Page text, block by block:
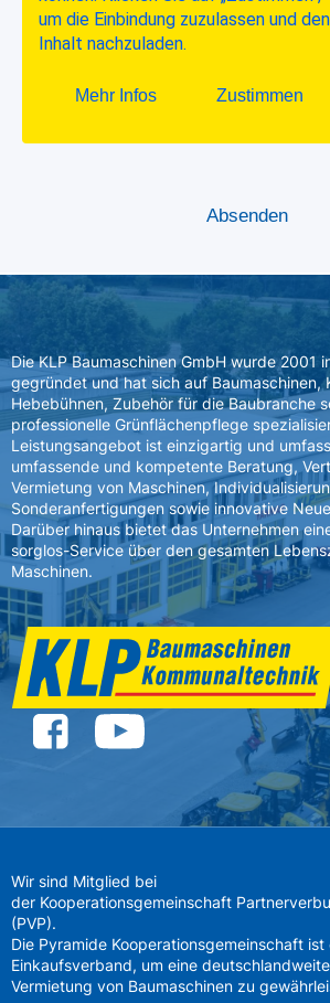
Die KLP Baumaschinen GmbH wurde 2001
gegründet und hat sich auf Baumaschinen,
Hebebühnen, Zubehör für die Baubranche
professionelle Grünflächenpflege
Leistungsangebot ist einzigartig und
umfassende und kompetente Beratung,
Vermietung von Maschinen,
Sonderanfertigungen sowie innovative
Darüber hinaus bietet das Unternehmen
sorglos-Service über den gesamten
Maschinen.
Wir sind Mitglied bei
der Kooperationsgemeinschaft
(PVP).
Die Pyramide Kooperationsgemeinschaft
Einkaufsverband, um eine
Vermietung von Baumaschinen zu